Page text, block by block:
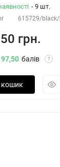
- 9 шт.
615729/black/l
грн.
97,50 балів ?
кошик